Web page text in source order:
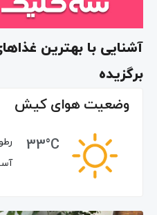
برگزیده
وضعیت هوای کیش
33°C